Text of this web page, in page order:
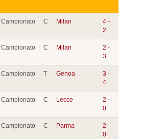
Campionato C Milan
4 -
2
Campionato C Milan
2 -
3
Campionato T Genoa
3 -
4
Campionato C Lecce
2 -
0
Campionato C Parma
2 -
0